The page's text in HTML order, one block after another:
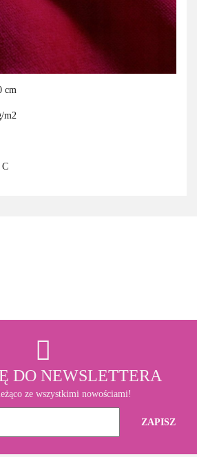
cm
m2
C
DO NEWSLETTERA
ze wszystkimi nowościami!